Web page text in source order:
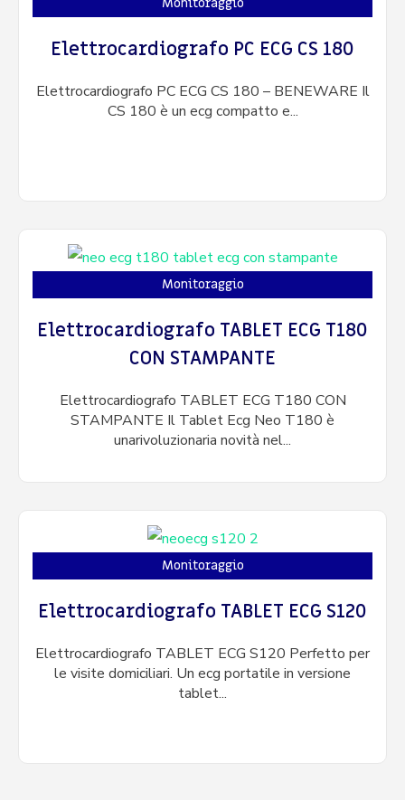
Elettrocardiografo PC ECG CS 180
Elettrocardiografo PC ECG CS 180 – BENEWARE Il
CS 180 è un ecg compatto e...
Monitoraggio
Elettrocardiografo TABLET ECG T180
CON STAMPANTE
Elettrocardiografo TABLET ECG T180 CON
STAMPANTE Il Tablet Ecg Neo T180 è
unarivoluzionaria novità nel...
Monitoraggio
Elettrocardiografo TABLET ECG S120
Elettrocardiografo TABLET ECG S120 Perfetto per
le visite domiciliari. Un ecg portatile in versione
tablet...